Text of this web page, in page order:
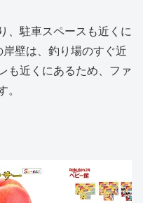
、駐車スペースも近くに
壁は、釣り場のすぐ近
も近くにあるため、ファ